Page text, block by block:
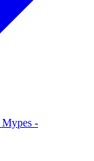
Mypes -